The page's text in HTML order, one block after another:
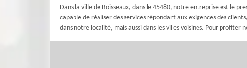
Dans la ville de Boisseaux, dans le 45480, notre entreprise est le
capable de réaliser des services répondant aux exigences des
dans notre localité, mais aussi dans les villes voisines. Pour